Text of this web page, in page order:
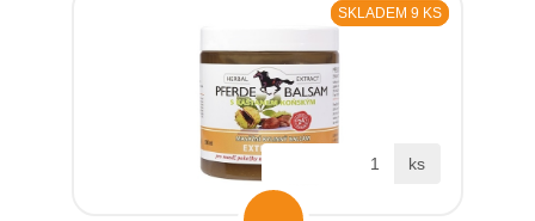
SKLADEM 9 KS
ks